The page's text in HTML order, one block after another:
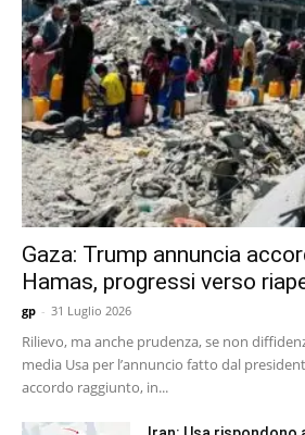
Gaza: Trump annuncia
Hamas, progressi verso
gp - 31 Luglio 2026
Rilievo, ma anche prudenza, se non
media Usa per l’annuncio fatto dal
accordo raggiunto, in...